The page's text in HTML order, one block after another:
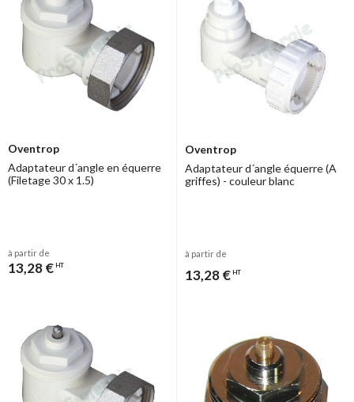
Oventrop
Adaptateur d´angle en équerre
(Filetage 30 x 1.5)
à partir de
13,28 € HT
Oventrop
Adaptateur d´angle équerre (A
griffes) - couleur blanc
à partir de
13,28 € HT